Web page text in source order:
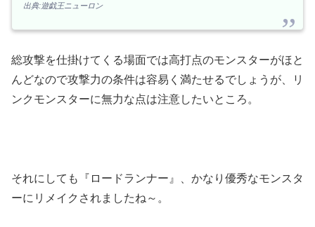
出典:遊戯王ニューロン
総攻撃を仕掛けてくる場面では高打点のモンスターがほと
んどなので攻撃力の条件は容易く満たせるでしょうが、リ
ンクモンスターに無力な点は注意したいところ。
それにしても『ロードランナー』、かなり優秀なモンスタ
ーにリメイクされましたね～。